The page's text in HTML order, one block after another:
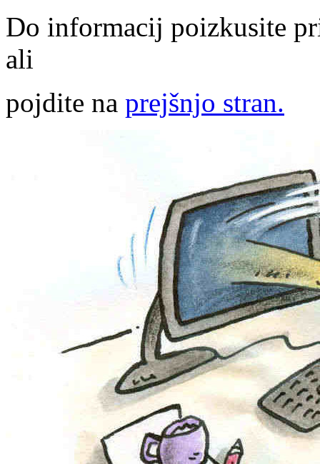
Do informacij poizkusite
ali
pojdite na prejšnjo stran.